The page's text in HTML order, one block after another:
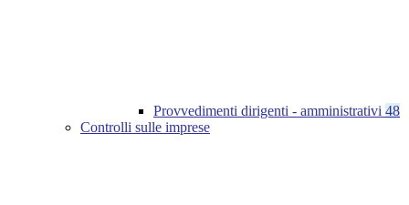
Provvedimenti dirigenti - amministrativi 48
Controlli sulle imprese